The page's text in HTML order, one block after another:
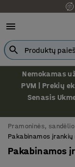
Nemokamas
PVM | Prekių
Senasis
Pramoninės,
Pakabinamos
Pakabinamos